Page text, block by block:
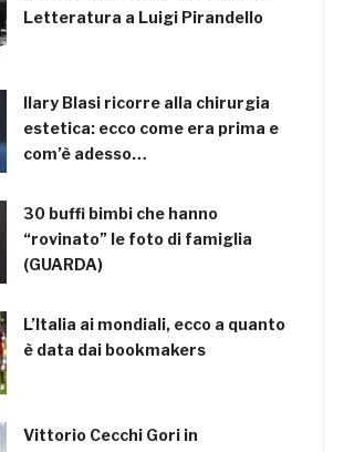
Letteratura a Luigi Pirandello
Ilary Blasi ricorre alla chirurgia
estetica: ecco come era prima e
com’è adesso…
30 buffi bimbi che hanno
“rovinato” le foto di famiglia
(GUARDA)
L’Italia ai mondiali, ecco a quanto
è data dai bookmakers
Vittorio Cecchi Gori in